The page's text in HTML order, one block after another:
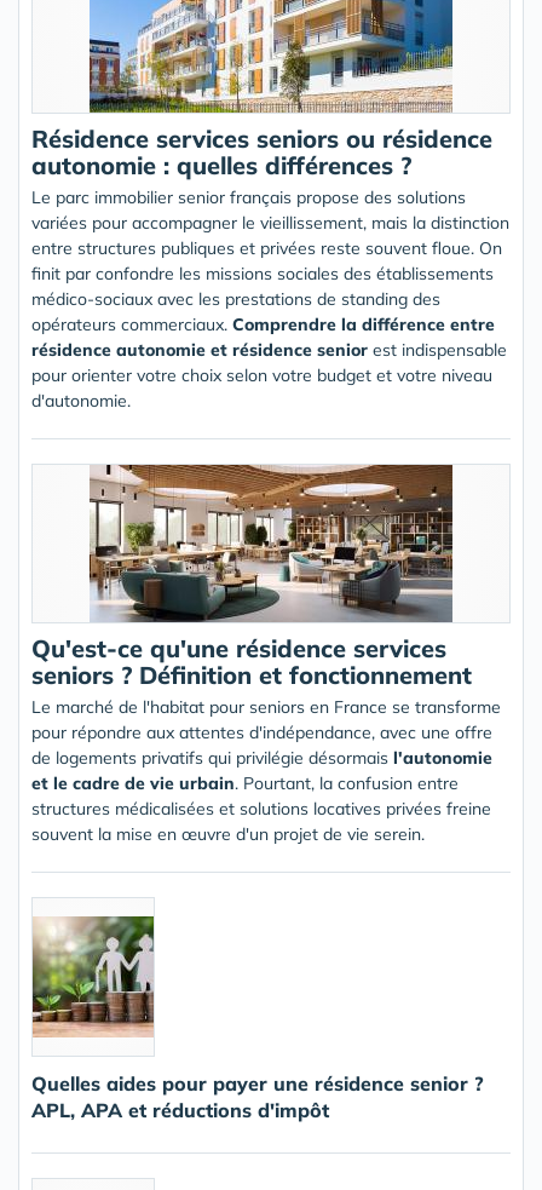
Résidence services seniors ou résidence
autonomie : quelles différences ?
Le parc immobilier senior français propose des solutions
variées pour accompagner le vieillissement, mais la distinction
entre structures publiques et privées reste souvent floue. On
finit par confondre les missions sociales des établissements
médico-sociaux avec les prestations de standing des
opérateurs commerciaux. Comprendre la différence entre
résidence autonomie et résidence senior est indispensable
pour orienter votre choix selon votre budget et votre niveau
d'autonomie.
Qu'est-ce qu'une résidence services
seniors ? Définition et fonctionnement
Le marché de l'habitat pour seniors en France se transforme
pour répondre aux attentes d'indépendance, avec une offre
de logements privatifs qui privilégie désormais l'autonomie
et le cadre de vie urbain. Pourtant, la confusion entre
structures médicalisées et solutions locatives privées freine
souvent la mise en œuvre d'un projet de vie serein.
Quelles aides pour payer une résidence senior ?
APL, APA et réductions d'impôt